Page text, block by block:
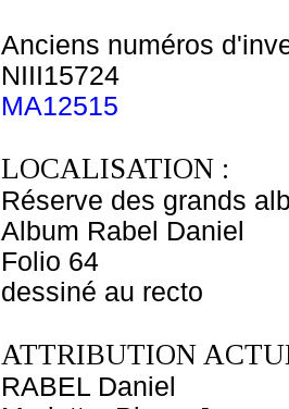
Anciens numéros
NIII15724
MA12515
LOCALISATION :
Réserve des grands
Album Rabel Daniel
Folio 64
dessiné au recto
ATTRIBUTION
RABEL Daniel